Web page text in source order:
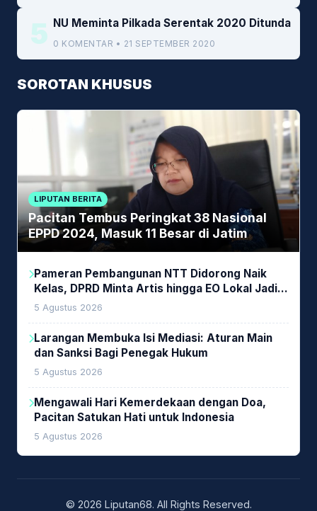
5 NU Meminta Pilkada Serentak 2020 Ditunda
0 KOMENTAR • 21 SEPTEMBER 2020
SOROTAN KHUSUS
LIPUTAN BERITA
Pacitan Tembus Peringkat 38 Nasional
EPPD 2024, Masuk 11 Besar di Jatim
Pameran Pembangunan NTT Didorong Naik
Kelas, DPRD Minta Artis hingga EO Lokal Jadi
Prioritas
5 Agustus 2026
Larangan Membuka Isi Mediasi: Aturan Main
dan Sanksi Bagi Penegak Hukum
5 Agustus 2026
Mengawali Hari Kemerdekaan dengan Doa,
Pacitan Satukan Hati untuk Indonesia
5 Agustus 2026
© 2026 Liputan68. All Rights Reserved.